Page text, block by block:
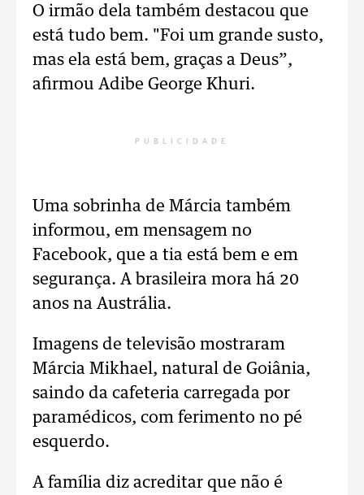
O irmão dela também destacou que
está tudo bem. "Foi um grande susto,
mas ela está bem, graças a Deus”,
afirmou Adibe George Khuri.
PUBLICIDADE
Uma sobrinha de Márcia também
informou, em mensagem no
Facebook, que a tia está bem e em
segurança. A brasileira mora há 20
anos na Austrália.
Imagens de televisão mostraram
Márcia Mikhael, natural de Goiânia,
saindo da cafeteria carregada por
paramédicos, com ferimento no pé
esquerdo.
A família diz acreditar que não é